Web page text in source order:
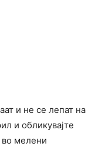
и не се лепат на
и обликувајте
во мелени